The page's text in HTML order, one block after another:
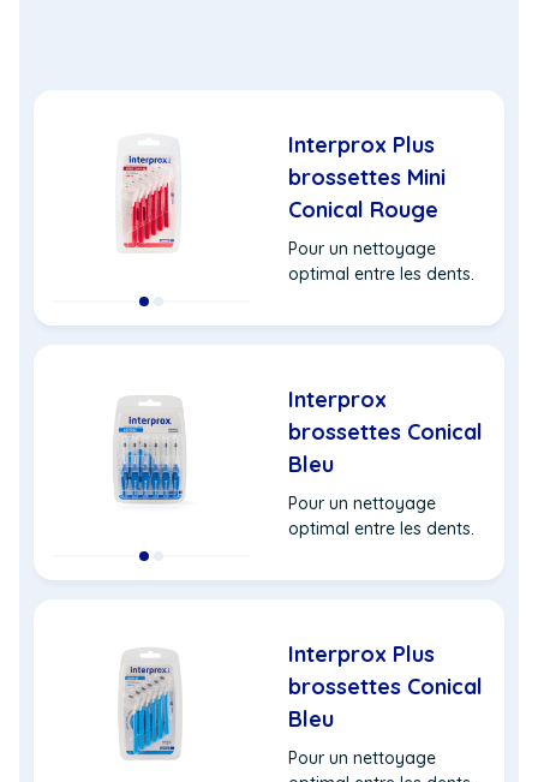
Interprox Plus
brossettes Mini
Conical Rouge
Pour un nettoyage
optimal entre les dents.
Interprox
brossettes Conical
Bleu
Pour un nettoyage
optimal entre les dents.
Interprox Plus
brossettes Conical
Bleu
Pour un nettoyage